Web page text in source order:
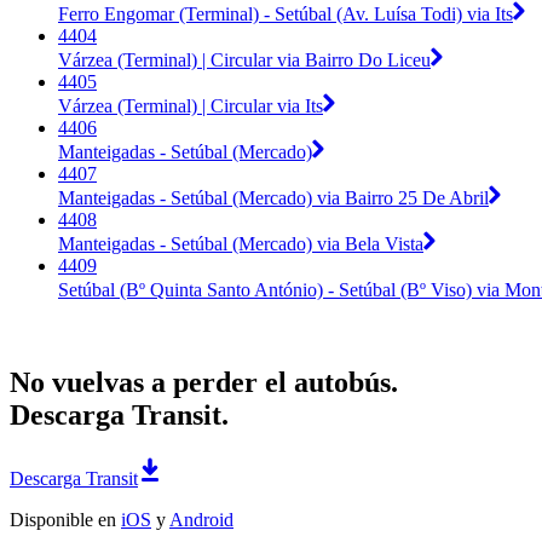
Ferro Engomar (Terminal) - Setúbal (Av. Luísa Todi) via Its
4404
Várzea (Terminal) | Circular via Bairro Do Liceu
4405
Várzea (Terminal) | Circular via Its
4406
Manteigadas - Setúbal (Mercado)
4407
Manteigadas - Setúbal (Mercado) via Bairro 25 De Abril
4408
Manteigadas - Setúbal (Mercado) via Bela Vista
4409
Setúbal (Bº Quinta Santo António) - Setúbal (Bº Viso) via
No vuelvas a perder el autobús.
Descarga Transit.
Descarga Transit
Disponible en iOS y Android